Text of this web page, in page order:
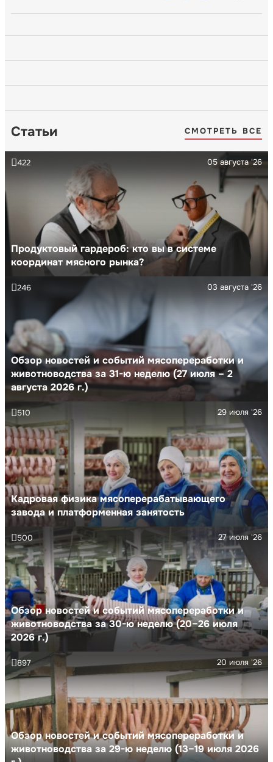
Статьи СМОТРЕТЬ ВСЕ
Продуктовый гардероб: кто вы в системе
координат мясного рынка?
05 августа '26
422
Обзор новостей и событий мясопереработки и
животноводства за 31-ю неделю (27 июля – 2
августа 2026 г.)
03 августа '26
246
Кадровая физика мясоперерабатывающего
завода и платформенная занятость
29 июля '26
510
Обзор новостей и событий мясопереработки и
животноводства за 30-ю неделю (20–26 июля
2026 г.)
27 июля '26
500
Обзор новостей и событий мясопереработки и
животноводства за 29-ю неделю (13–19 июля 2026
20 июля '26
897